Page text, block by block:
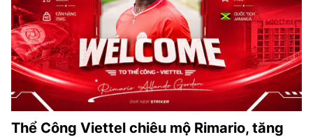
Thể Công Viettel chiêu mộ Rimario, tăng